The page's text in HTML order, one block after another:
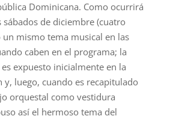
Dominicana. Como ocurrirá
sábados de diciembre (cuatro
un mismo tema musical en las
caben en el programa; la
expuesto inicialmente en la
y, luego, cuando es recapitulado
orquestal como vestidura
así el hermoso tema del